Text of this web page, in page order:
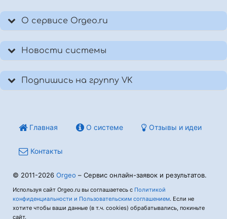
О сервисе Orgeo.ru
Новости системы
Подпишись на группу VK
Главная О системе Отзывы и идеи
Контакты
© 2011-2026 Orgeo – Сервис онлайн-заявок и результатов.
Используя сайт Orgeo.ru вы соглашаетесь с Политикой
конфиденциальности и Пользовательским соглашением. Если не
хотите чтобы ваши данные (в т.ч. cookies) обрабатывались, покиньте
сайт.